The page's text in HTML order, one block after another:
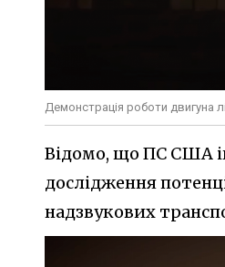
Демонстрація роботи двигуна
Відомо, що ПС США
дослідження
надзвукових